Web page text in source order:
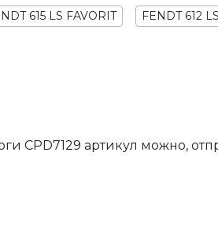
615 LS FAVORIT FENDT 612
CPD7129 артикул можно,